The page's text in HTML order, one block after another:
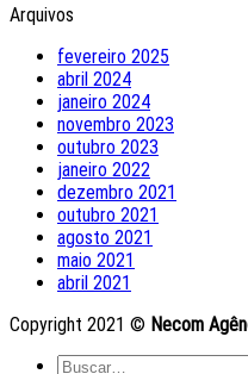
Arquivos
fevereiro 2025
abril 2024
janeiro 2024
novembro 2023
outubro 2023
janeiro 2022
dezembro 2021
outubro 2021
agosto 2021
maio 2021
abril 2021
Copyright 2021 © Necom